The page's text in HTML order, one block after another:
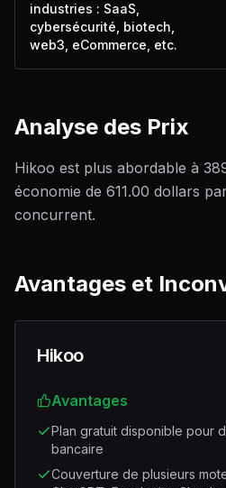
industries : SaaS,
cybersécurité, biotech,
web3, eCommerce, etc.
Analyse des Prix
Hikoo est plus abordable à
économie de 611.00 dollars
concurrent.
Avantages et
Hikoo
Avantages
Plan gratuit disponible pour
bancaire
Couverture de plusieurs